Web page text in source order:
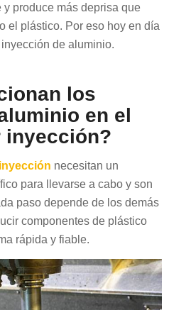
produce más deprisa que
el plástico. Por eso hoy en día
de aluminio.
los
en el
inyección?
necesitan un
para llevarse a cabo y son
paso depende de los demás
componentes de plástico
rápida y fiable.